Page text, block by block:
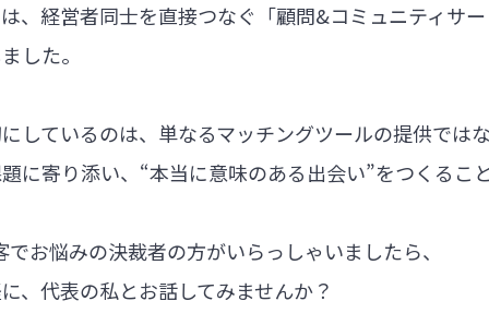
、経営者同士を直接つなぐ「顧問&コミュニティサ
した。
しているのは、単なるマッチングツールの提供では
に寄り添い、“本当に意味のある出会い”をつくるこ
お悩みの決裁者の方がいらっしゃいましたら、
、代表の私とお話してみませんか？